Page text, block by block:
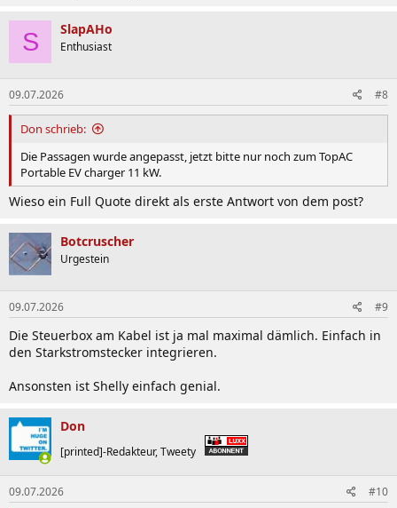
S SlapAHo
Enthusiast
09.07.2026 #8
Don schrieb:
Die Passagen wurde angepasst, jetzt bitte nur noch zum TopAC
Portable EV charger 11 kW.
Wieso ein Full Quote direkt als erste Antwort von dem post?
Botcruscher
Urgestein
09.07.2026 #9
Die Steuerbox am Kabel ist ja mal maximal dämlich. Einfach in
den Starkstromstecker integrieren.
Ansonsten ist Shelly einfach genial.
Don
[printed]-Redakteur, Tweety
09.07.2026 #10